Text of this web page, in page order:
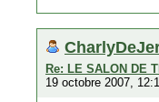
Re: LE SALON DE
19 octobre 2007,